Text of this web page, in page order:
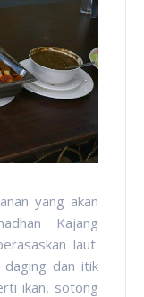
yang akan
Kajang
laut.
dan itik
ikan, sotong